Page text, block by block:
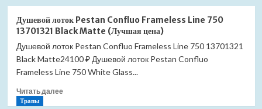
Glass
(Лучшая
цена)
лоток
Pestan
Confluo
Frameless
Line
13701206
Душевой лоток Pestan Confluo Frameless Line 750
13701321 Black Matte (Лучшая цена)
Душевой лоток Pestan Confluo Frameless Line 750 13701321
Black Matte24100 ₽ Душевой лоток Pestan Confluo
Frameless Line 750 White Glass...
Читать далееПрочитать
Трапы